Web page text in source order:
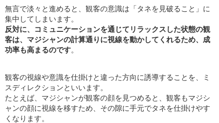
無言で淡々と進めると、観客の意識は「タネを見破ること」に
集中してしまいます。
反対に、コミュニケーションを通じてリラックスした状態の観
客は、マジシャンの計算通りに視線を動かしてくれるため、成
功率も高まるのです。
観客の視線や意識を仕掛けと違った方向に誘導することを、ミ
スディレクションといいます。
たとえば、マジシャンが観客の顔を見つめると、観客もマジシ
ャンの顔に視線を移すため、その隙に手元でタネを仕掛けやす
くなります。